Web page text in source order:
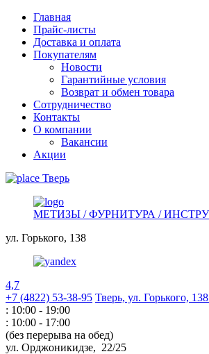
Главная
Прайс-листы
Доставка и оплата
Покупателям
Новости
Гарантийные условия
Возврат и обмен товара
Сотрудничество
Контакты
О компании
Вакансии
Акции
Тверь
МЕТИЗЫ / ФУРНИТУРА /
ул. Горького, 138
4,7
+7 (4822) 53-38-95 Тверь, ул. Горького,
: 10:00 - 19:00
: 10:00 - 17:00
(без перерыва на обед)
ул. Орджоникидзе, 22/25